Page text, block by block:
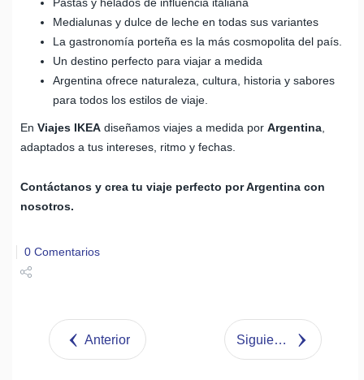
Pastas y helados de influencia italiana
Medialunas y dulce de leche en todas sus variantes
La gastronomía porteña es la más cosmopolita del país.
Un destino perfecto para viajar a medida
Argentina ofrece naturaleza, cultura, historia y sabores
para todos los estilos de viaje.
En Viajes IKEA diseñamos viajes a medida por Argentina,
adaptados a tus intereses, ritmo y fechas.
Contáctanos y crea tu viaje perfecto por Argentina con
nosotros.
0 Comentarios
Tweet
Anterior Siguiente